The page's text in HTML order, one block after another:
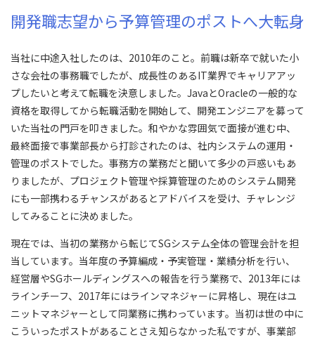
開発職志望から予算管理のポストへ大転身
当社に中途入社したのは、2010年のこと。前職は新卒で就いた小
さな会社の事務職でしたが、成長性のあるIT業界でキャリアアッ
プしたいと考えて転職を決意しました。JavaとOracleの一般的な
資格を取得してから転職活動を開始して、開発エンジニアを募って
いた当社の門戸を叩きました。和やかな雰囲気で面接が進む中、
最終面接で事業部長から打診されたのは、社内システムの運用・
管理のポストでした。事務方の業務だと聞いて多少の戸惑いもあ
りましたが、プロジェクト管理や採算管理のためのシステム開発
にも一部携わるチャンスがあるとアドバイスを受け、チャレンジ
してみることに決めました。
現在では、当初の業務から転じてSGシステム全体の管理会計を担
当しています。当年度の予算編成・予実管理・業績分析を行い、
経営層やSGホールディングスへの報告を行う業務で、2013年には
ラインチーフ、2017年にはラインマネジャーに昇格し、現在はユ
ニットマネジャーとして同業務に携わっています。当初は世の中に
こういったポストがあることさえ知らなかった私ですが、事業部